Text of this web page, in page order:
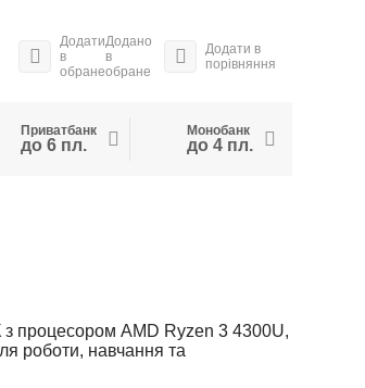
Додати
в
обране
Додано
в
обране
Додати в
порівняння
Приватбанк
до 6 пл.
Монобанк
до 4 пл.
процесором AMD Ryzen 3 4300U,
роботи, навчання та